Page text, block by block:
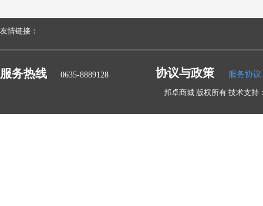
友情链接：
服务热线 0635-8889128 协议与政策 服务协议
邦卓商城 版权所有 技术支持